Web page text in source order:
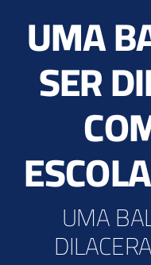
Parceiros
UMA
SER
UMA